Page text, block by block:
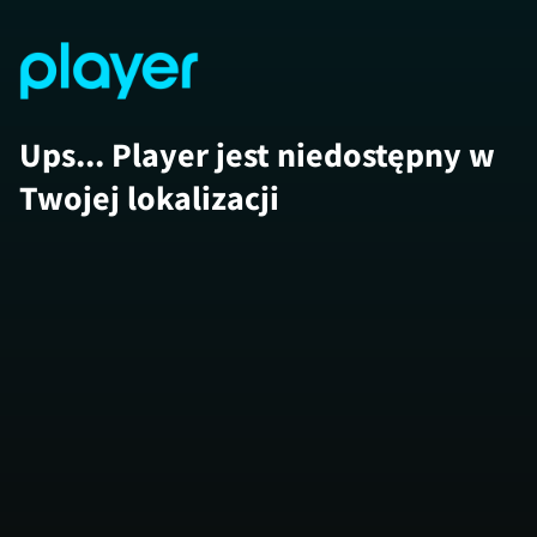
Ups... Player jest niedostępny w
Twojej lokalizacji